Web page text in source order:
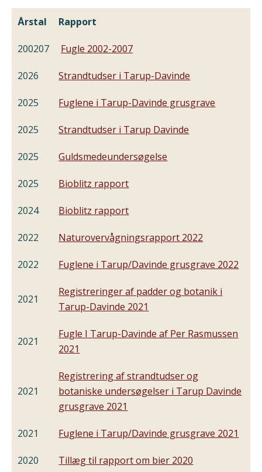
Årstal Rapport
200207 Fugle 2002-2007
2026 Strandtudser i Tarup-Davinde
2025 Fuglene i Tarup-Davinde grusgrave
2025 Strandtudser i Tarup Davinde
2025 Guldsmedeundersøgelse
2025 Bioblitz rapport
2024 Bioblitz rapport
2022 Naturovervågningsrapport 2022
2022 Fuglene i Tarup/Davinde grusgrave 2022
2021
Registreringer af padder og botanik i
Tarup-Davinde 2021
2021
Fugle I Tarup-Davinde af Per Rasmussen
2021
2021
Registrering af strandtudser og
botaniske undersøgelser i Tarup Davinde
grusgrave 2021
2021 Fuglene i Tarup/Davinde grusgrave 2021
2020 Tillæg til rapport om bier 2020